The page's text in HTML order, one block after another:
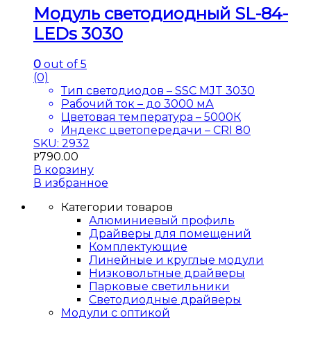
Модуль светодиодный SL-84-
LEDs 3030
0 out of 5
(0)
Тип светодиодов – SSC MJT 3030
Рабочий ток – до 3000 мА
Цветовая температура – 5000К
Индекс цветопередачи – CRI 80
SKU: 2932
Р790.00
В корзину
В избранное
Категории товаров
Алюминиевый профиль
Драйверы для помещений
Комплектующие
Линейные и круглые модули
Низковольтные драйверы
Парковые светильники
Светодиодные драйверы
Модули с оптикой